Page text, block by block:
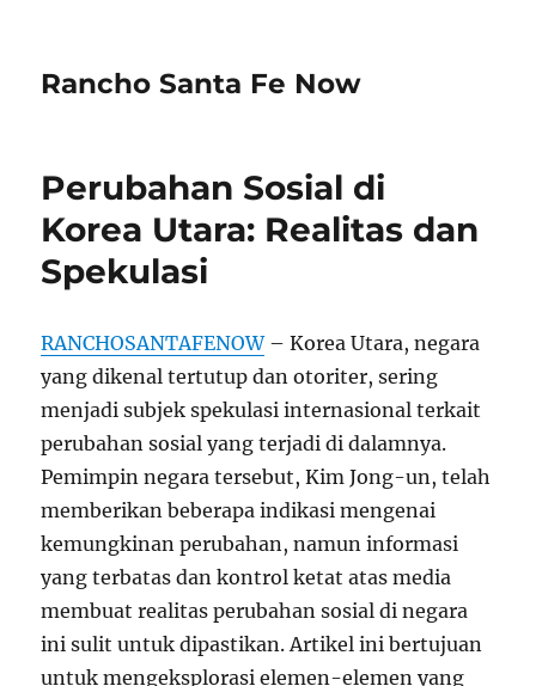
Rancho Santa Fe Now
Perubahan Sosial di
Korea Utara: Realitas dan
Spekulasi
RANCHOSANTAFENOW– Korea Utara, negara
yang dikenal tertutup dan otoriter, sering
menjadi subjek spekulasi internasional terkait
perubahan sosial yang terjadi di dalamnya.
Pemimpin negara tersebut, Kim Jong-un, telah
memberikan beberapa indikasi mengenai
kemungkinan perubahan, namun informasi
yang terbatas dan kontrol ketat atas media
membuat realitas perubahan sosial di negara
ini sulit untuk dipastikan. Artikel ini bertujuan
untuk mengeksplorasi elemen-elemen yang